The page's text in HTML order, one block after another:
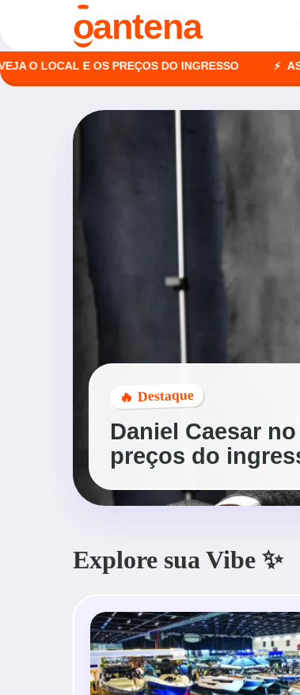
oantena
E OS PREÇOS DO INGRESSO AS 5
🔥 Destaque
Daniel Caesar
preços do
Explore sua Vibe ✨